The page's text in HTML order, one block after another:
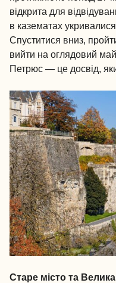
відкрита для
в казематах
Спуститися вниз,
вийти на оглядовий
Петрюс — це досвід,
Старе місто та